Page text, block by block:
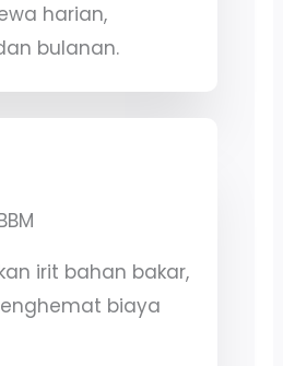
harian,
bulanan.
irit bahan bakar,
biaya